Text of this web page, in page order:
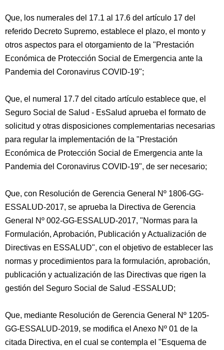
Que, los numerales del 17.1 al 17.6 del artículo 17 del
referido Decreto Supremo, establece el plazo, el monto y
otros aspectos para el otorgamiento de la "Prestación
Económica de Protección Social de Emergencia ante la
Pandemia del Coronavirus COVID-19";
Que, el numeral 17.7 del citado artículo establece que, el
Seguro Social de Salud - EsSalud aprueba el formato de
solicitud y otras disposiciones complementarias necesarias
para regular la implementación de la "Prestación
Económica de Protección Social de Emergencia ante la
Pandemia del Coronavirus COVID-19", de ser necesario;
Que, con Resolución de Gerencia General Nº 1806-GG-
ESSALUD-2017, se aprueba la Directiva de Gerencia
General Nº 002-GG-ESSALUD-2017, "Normas para la
Formulación, Aprobación, Publicación y Actualización de
Directivas en ESSALUD", con el objetivo de establecer las
normas y procedimientos para la formulación, aprobación,
publicación y actualización de las Directivas que rigen la
gestión del Seguro Social de Salud -ESSALUD;
Que, mediante Resolución de Gerencia General Nº 1205-
GG-ESSALUD-2019, se modifica el Anexo Nº 01 de la
citada Directiva, en el cual se contempla el "Esquema de